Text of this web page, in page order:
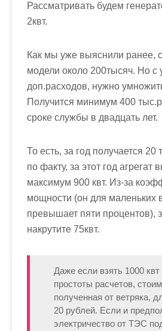
Рассматривать будем
2квт.
Как мы уже выяснили ранее,
модели около 200тысяч. Но с
доп.расходов, нужно
Получится минимум 400
сроке службы в двадцать лет.
То есть, за год получается
по факту, за этот год агрегат
максимум 900 квт. Из-за
мощности (он для маленьких
превышает пяти процентов),
накрутите 75квт.
Даже если взять 1000 квт
простоты расчетов,
полученная от ветряка,
20 рублей. Если и
электричество от ТЭС